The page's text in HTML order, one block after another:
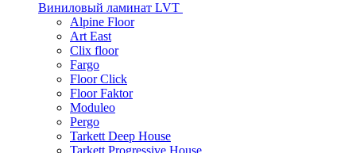
Виниловый ламинат LVT
Alpine Floor
Art East
Clix floor
Fargo
Floor Click
Floor Faktor
Moduleo
Pergo
Tarkett Deep House
Tarkett Progressive House